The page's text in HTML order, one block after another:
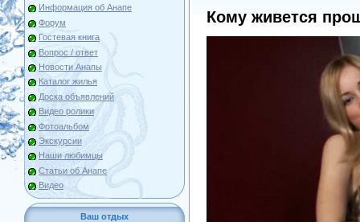
Информация об Анапе
Форум
Гостевая книга
Вопрос / ответ
Новости Анапы
Каталог жилья
Доска объявлений
Видео ролики
Фотоальбом
Экскурсии
Наши любимцы
Статьи об Анапе
Видео
Ваш отдых
Кому живется